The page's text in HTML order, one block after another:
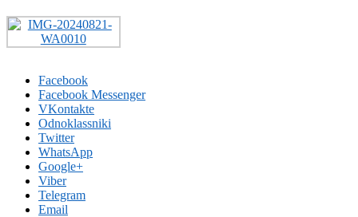
Facebook
Facebook Messenger
VKontakte
Odnoklassniki
Twitter
WhatsApp
Google+
Viber
Telegram
Email